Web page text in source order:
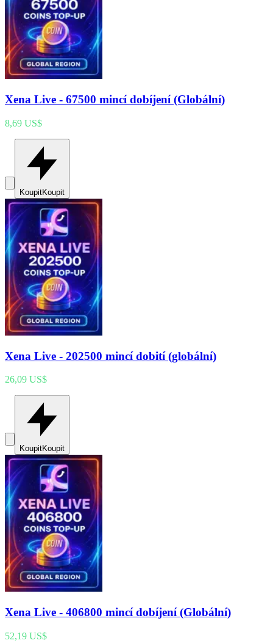
Xena Live - 67500 mincí dobíjení (Globální)
8,69 US$
KoupitKoupit
Xena Live - 202500 mincí dobití (globální)
26,09 US$
KoupitKoupit
Xena Live - 406800 mincí dobíjení (Globální)
52,19 US$